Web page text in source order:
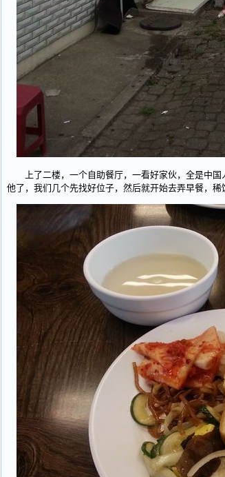
上了二楼，一个自助餐厅，一看好家伙，全是中国
他了，我们几个先找好位子，然后就开始去弄早餐，稀